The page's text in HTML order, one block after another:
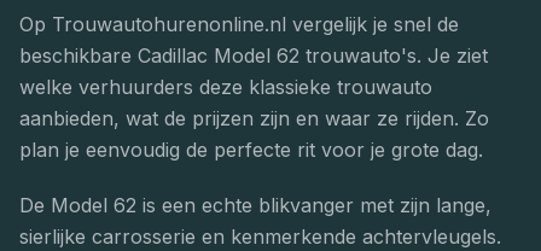
Op Trouwautohurenonline.nl vergelijk je snel de
beschikbare Cadillac Model 62 trouwauto's. Je ziet
welke verhuurders deze klassieke trouwauto
aanbieden, wat de prijzen zijn en waar ze rijden. Zo
plan je eenvoudig de perfecte rit voor je grote dag.
De Model 62 is een echte blikvanger met zijn lange,
sierlijke carrosserie en kenmerkende achtervleugels.